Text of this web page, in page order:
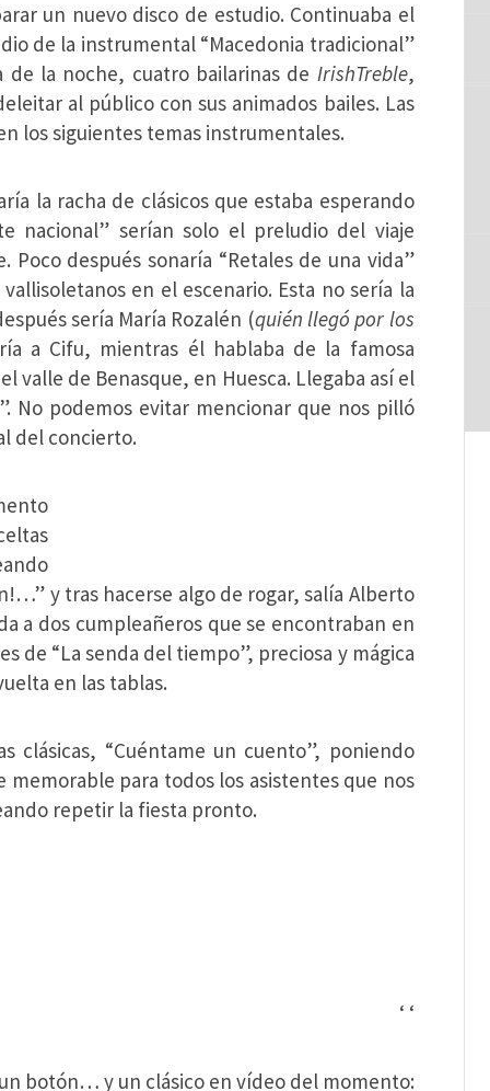
un nuevo disco de estudio. Continuaba el
de la instrumental “Macedonia tradicional”
la noche, cuatro bailarinas de IrishTreble,
al público con sus animados bailes. Las
los siguientes temas instrumentales.
la racha de clásicos que estaba esperando
nacional” serían solo el preludio del viaje
después sonaría “Retales de una vida”
en el escenario. Esta no sería la
sería María Rozalén (quién llegó por los
a Cifu, mientras él hablaba de la famosa
valle de Benasque, en Huesca. Llegaba así el
No podemos evitar mencionar que nos pilló
del concierto.
y tras hacerse algo de rogar, salía Alberto
a dos cumpleañeros que se encontraban en
de “La senda del tiempo”, preciosa y mágica
en las tablas.
“Cuéntame un cuento”, poniendo
memorable para todos los asistentes que nos
repetir la fiesta pronto.
‘ ‘
botón… y un clásico en vídeo del momento: